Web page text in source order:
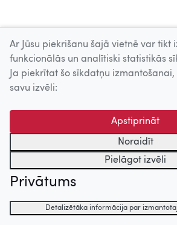
Ar Jūsu piekrišanu šajā vietnē var tikt
funkcionālās un analītiski statistikās
Ja piekrītat šo sīkdatņu
savu izvēli:
Apstiprināt
Noraidīt
Pielāgot izvēli
Privātums
Detalizētāka informācija par